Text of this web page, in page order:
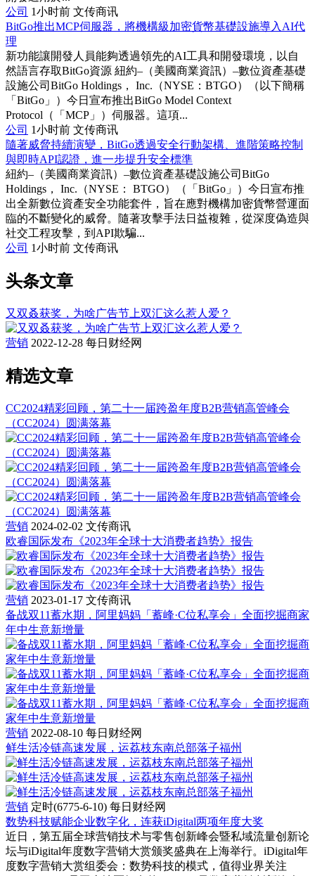
公司 1小时前 文传商讯
BitGo推出MCP伺服器，將機構級加密貨幣基礎設施導入AI代
理
新功能讓開發人員能夠透過領先的AI工具和開發環境，以自
然語言存取BitGo資源 紐約–（美國商業資訊）–數位資產基礎
設施公司BitGo Holdings， Inc.（NYSE：BTGO）（以下簡稱
「BitGo」）今日宣布推出BitGo Model Context
Protocol（「MCP」）伺服器。這項...
公司 1小时前 文传商讯
隨著威脅持續演變，BitGo透過安全行動架構、進階策略控制
與即時API認證，進一步提升安全標準
紐約–（美國商業資訊）–數位資產基礎設施公司BitGo
Holdings， Inc.（NYSE： BTGO）（「BitGo」）今日宣布推
出全新數位資產安全功能套件，旨在應對機構加密貨幣營運面
臨的不斷變化的威脅。隨著攻擊手法日益複雜，從深度偽造與
社交工程攻擊，到API欺騙...
公司 1小时前 文传商讯
头条文章
又双叒获奖，为啥广告节上双汇这么惹人爱？
营销 2022-12-28 每日财经网
精选文章
CC2024精彩回顾，第二十一届跨盈年度B2B营销高管峰会
（CC2024）圆满落幕
营销 2024-02-02 文传商讯
欧睿国际发布《2023年全球十大消费者趋势》报告
营销 2023-01-17 文传商讯
备战双11蓄水期，阿里妈妈「蓄峰·C位私享会」全面挖掘商家
年中生意新增量
营销 2022-08-10 每日财经网
鲜生活冷链高速发展，运荔枝东南总部落子福州
营销 定时(6775-6-10) 每日财经网
数势科技赋能企业数字化，连获iDigital两项年度大奖
近日，第五届全球营销技术与零售创新峰会暨私域流量创新论
坛与iDigital年度数字营销大赏颁奖盛典在上海举行。iDigital年
度数字营销大赏组委会：数势科技的模式，值得业界关注